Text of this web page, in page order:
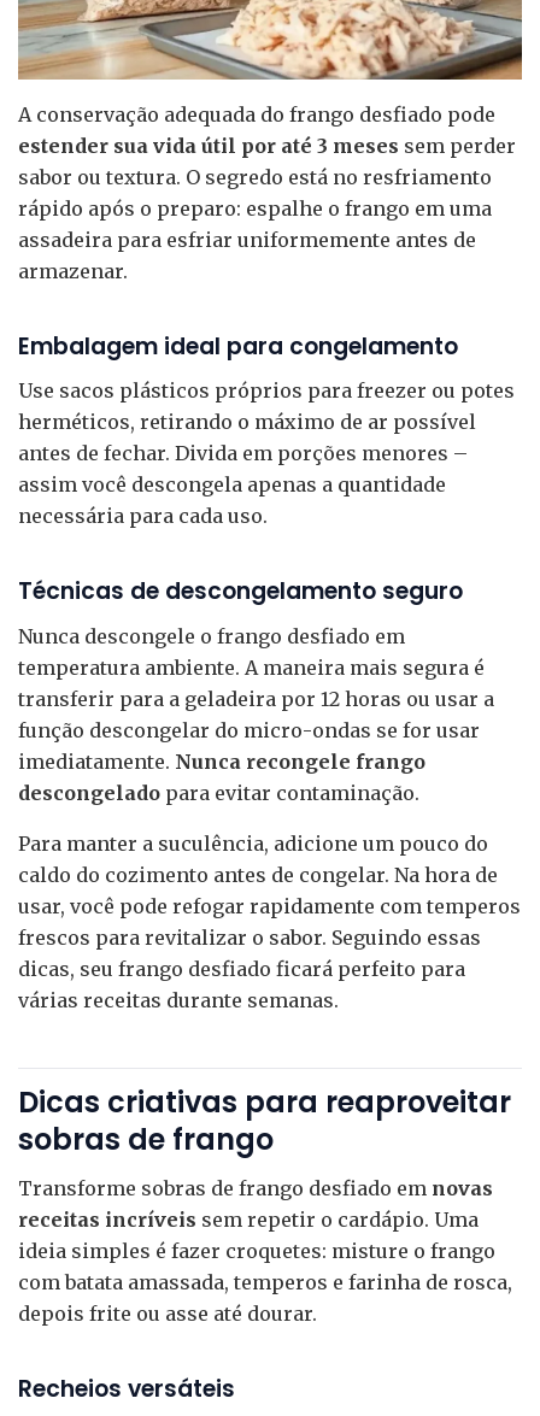
A conservação adequada do frango desfiado pode
estender sua vida útil por até 3 meses sem perder
sabor ou textura. O segredo está no resfriamento
rápido após o preparo: espalhe o frango em uma
assadeira para esfriar uniformemente antes de
armazenar.
Embalagem ideal para congelamento
Use sacos plásticos próprios para freezer ou potes
herméticos, retirando o máximo de ar possível
antes de fechar. Divida em porções menores –
assim você descongela apenas a quantidade
necessária para cada uso.
Técnicas de descongelamento seguro
Nunca descongele o frango desfiado em
temperatura ambiente. A maneira mais segura é
transferir para a geladeira por 12 horas ou usar a
função descongelar do micro-ondas se for usar
imediatamente. Nunca recongele frango
descongelado para evitar contaminação.
Para manter a suculência, adicione um pouco do
caldo do cozimento antes de congelar. Na hora de
usar, você pode refogar rapidamente com temperos
frescos para revitalizar o sabor. Seguindo essas
dicas, seu frango desfiado ficará perfeito para
várias receitas durante semanas.
Dicas criativas para reaproveitar
sobras de frango
Transforme sobras de frango desfiado em novas
receitas incríveis sem repetir o cardápio. Uma
ideia simples é fazer croquetes: misture o frango
com batata amassada, temperos e farinha de rosca,
depois frite ou asse até dourar.
Recheios versáteis